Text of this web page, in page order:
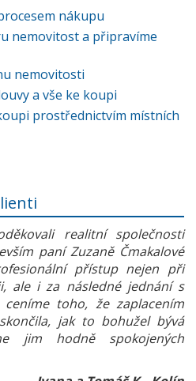
nákupu
nemovitost a připravíme
nemovitosti
a vše ke koupi
prostřednictvím místních
realitní společnosti
paní Zuzaně Čmakalové
přístup nejen při
ale i za následné jednání s
toho, že zaplacením
jak to bohužel bývá
jim hodně spokojených